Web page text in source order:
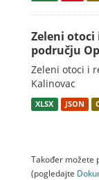
Zeleni
području
Zeleni otoci i
Kalinovac
XLSX JSON
Također možete
(pogledajte